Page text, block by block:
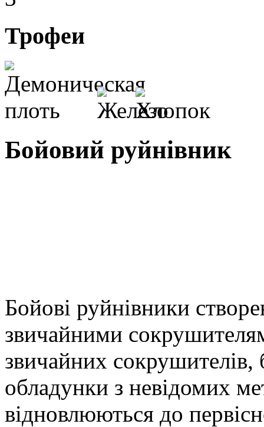
Трофеи
Бойовий руйнівник
Бойові руйнівники
звичайними
звичайних сокрушителів,
обладунки з невідомих
відновлюються до